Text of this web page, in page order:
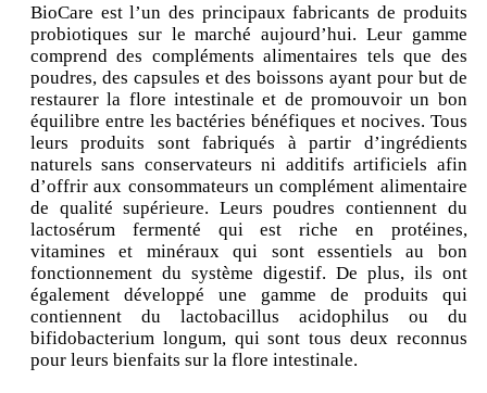
BioCare est l’un des principaux fabricants de produits
probiotiques sur le marché aujourd’hui. Leur gamme
comprend des compléments alimentaires tels que des
poudres, des capsules et des boissons ayant pour but de
restaurer la flore intestinale et de promouvoir un bon
équilibre entre les bactéries bénéfiques et nocives. Tous
leurs produits sont fabriqués à partir d’ingrédients
naturels sans conservateurs ni additifs artificiels afin
d’offrir aux consommateurs un complément alimentaire
de qualité supérieure. Leurs poudres contiennent du
lactosérum fermenté qui est riche en protéines,
vitamines et minéraux qui sont essentiels au bon
fonctionnement du système digestif. De plus, ils ont
également développé une gamme de produits qui
contiennent du lactobacillus acidophilus ou du
bifidobacterium longum, qui sont tous deux reconnus
pour leurs bienfaits sur la flore intestinale.